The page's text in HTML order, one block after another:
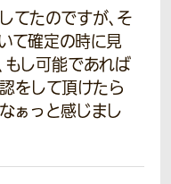
てたのですが、そ
て確定の時に見
もし可能であれば
をして頂けたら
ぁっと感じまし